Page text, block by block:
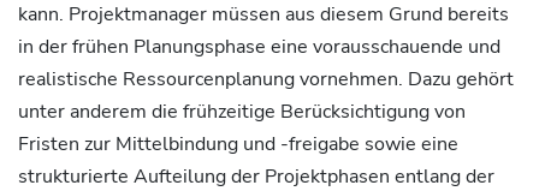
kann. Projektmanager müssen aus diesem Grund bereits
in der frühen Planungsphase eine vorausschauende und
realistische Ressourcenplanung vornehmen. Dazu gehört
unter anderem die frühzeitige Berücksichtigung von
Fristen zur Mittelbindung und -freigabe sowie eine
strukturierte Aufteilung der Projektphasen entlang der